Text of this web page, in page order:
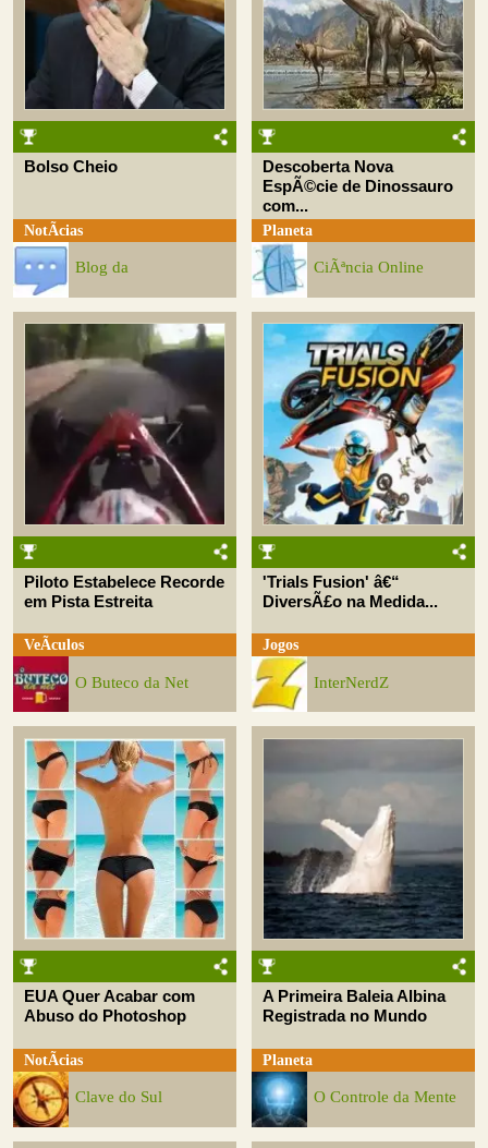
Bolso Cheio
NotÃ­cias
Blog da
Descoberta Nova
EspÃ©cie de Dinossauro
com...
Planeta
CiÃªncia Online
Piloto Estabelece Recorde
em Pista Estreita
VeÃ­culos
O Buteco da Net
'Trials Fusion' â€“
DiversÃ£o na Medida...
Jogos
InterNerdZ
EUA Quer Acabar com
Abuso do Photoshop
NotÃ­cias
Clave do Sul
A Primeira Baleia Albina
Registrada no Mundo
Planeta
O Controle da Mente